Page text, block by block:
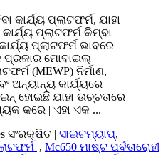
କାର୍ଯ୍ୟ ପ୍ଲାଟଫର୍ମ, ଯାହା
ପ୍ଲାଟଫର୍ମ କିମ୍ବା
ପ୍ଲାଟଫର୍ମ ଭାବରେ
ପ୍ରକାର ମୋବାଇଲ୍
(MEWP) ନିର୍ମାଣ,
ଅନ୍ୟାନ୍ୟ କାର୍ଯ୍ୟରେ
ହୋଇଛି ଯାହା ଉଚ୍ଚତାରେ
କରେ | ଏହା ଏକ ...
ସଂରକ୍ଷିତ | ସାଇଟମ୍ୟାପ୍,
|, Mc650 ମାଷ୍ଟ ପର୍ବତାରୋହୀ